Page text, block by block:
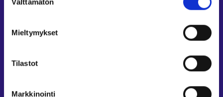
valinta
Välttämätön
Mieltymykset
Tilastot
Markkinointi
Osaamispolku⁠
Seuraa meitä